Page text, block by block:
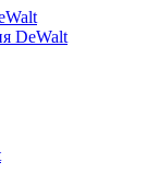
DeWalt